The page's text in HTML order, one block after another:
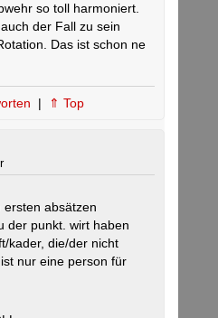
so toll harmoniert.
der Fall zu sein
Das ist schon ne
| ⇑ Top
absätzen
der punkt. wirt haben
kader, die/der nicht
nur eine person für